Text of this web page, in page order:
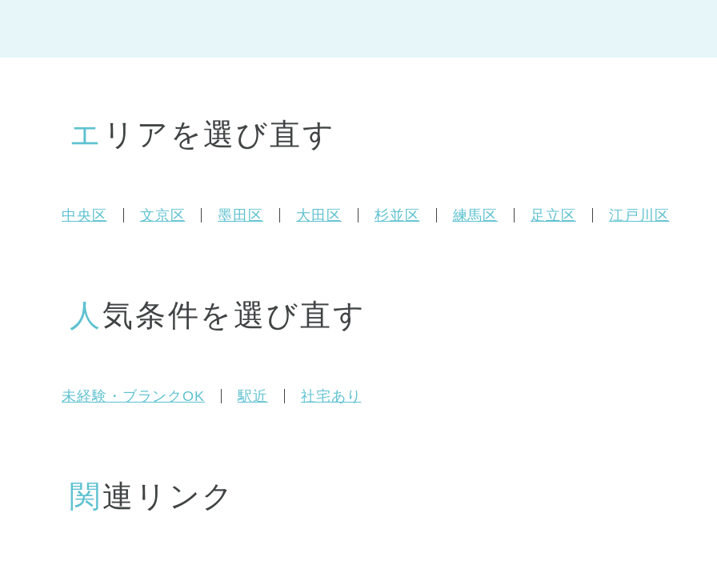
エリアを選び直す
中央区 文京区 墨田区 大田区 杉並区 練馬区 足立区 江戸川区
人気条件を選び直す
未経験・ブランクOK 駅近 社宅あり
関連リンク